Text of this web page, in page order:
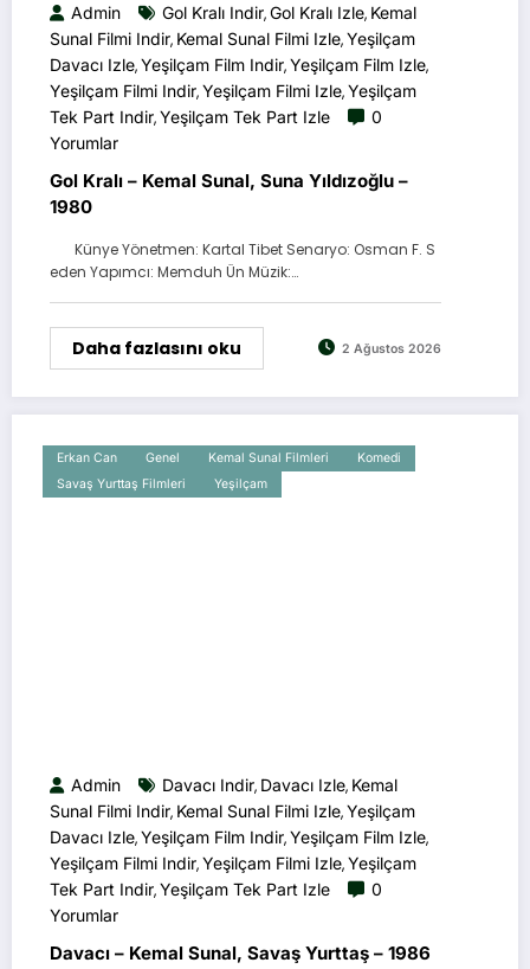
Admin Gol Kralı Indir,Gol Kralı Izle, Kemal
Sunal Filmi Indir, Kemal Sunal Filmi Izle,Yeşilçam
Davacı Izle,Yeşilçam Film Indir,Yeşilçam Film Izle,
Yeşilçam Filmi Indir,Yeşilçam Filmi Izle,Yeşilçam
Tek Part Indir,Yeşilçam Tek Part Izle
0
Yorumlar
Gol Kralı – Kemal Sunal, Suna Yıldızoğlu –
1980
Künye Yönetmen: Kartal Tibet Senaryo: Osman F. S
eden Yapımcı: Memduh Ün Müzik:…
Daha fazlasını oku 2 Ağustos 2026
Erkan Can Genel Kemal Sunal Filmleri
Komedi
Savaş Yurttaş Filmleri
Yeşilçam
Admin Davacı Indir, Davacı Izle, Kemal
Sunal Filmi Indir, Kemal Sunal Filmi Izle,Yeşilçam
Davacı Izle,Yeşilçam Film Indir,Yeşilçam Film Izle,
Yeşilçam Filmi Indir,Yeşilçam Filmi Izle,Yeşilçam
Tek Part Indir,Yeşilçam Tek Part Izle
0
Yorumlar
Davacı – Kemal Sunal, Savaş Yurttaş – 1986